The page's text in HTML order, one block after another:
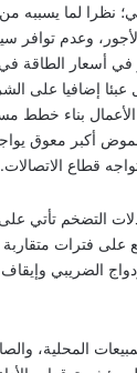
نظرا لما يسببه
وعدم توافر
في أسعار الطاقة
عبئا إضافيا
بناء خطط
أكبر معوق
قطاع الاتصالات.
تأتي على
على فترات
الضريبي
المحلية،